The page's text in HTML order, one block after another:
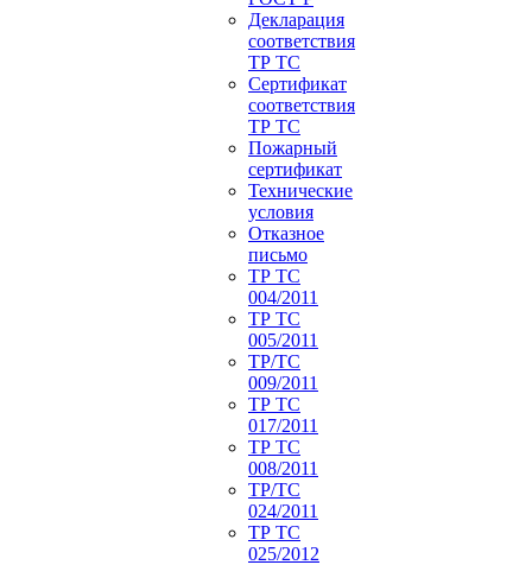
Декларация
соответствия
ТР ТС
Сертификат
соответствия
ТР ТС
Пожарный
сертификат
Технические
условия
Отказное
письмо
ТР ТС
004/2011
ТР ТС
005/2011
ТР/ТС
009/2011
ТР ТС
017/2011
ТР ТС
008/2011
ТР/ТС
024/2011
ТР ТС
025/2012